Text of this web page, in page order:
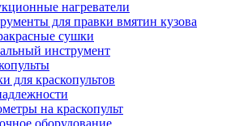
нагреватели
для правки вмятин кузова
сушки
инструмент
для краскопультов
на краскопульт
оборудование